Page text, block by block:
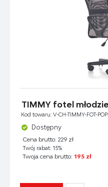
TIMMY fotel
Kod towaru: V-CH-TIMMY-FOT-
Dostępny
Cena brutto: 229 zł
Twój rabat: 15%
Twoja cena brutto: 195 zł